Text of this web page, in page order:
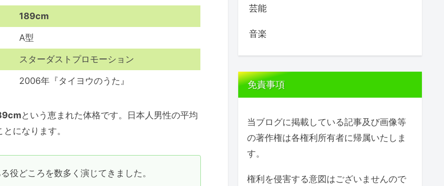
189cm
A型
スターダストプロモーション
2006年『タイヨウのうた』
という恵まれた体格です。日本人男性の平均
になります。
役どころを数多く演じてきました。
芸能
音楽
免責事項
当ブログに掲載している記事及び画像等
の著作権は各権利所有者に帰属いたしま
す。
権利を侵害する意図はございませんので